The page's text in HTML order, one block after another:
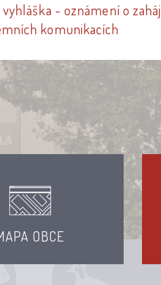
vyhláška - oznámení o
komunikacích
OBCE